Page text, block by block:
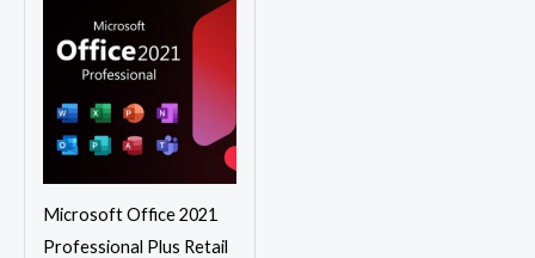
Microsoft Office 2021
Professional Plus Retail